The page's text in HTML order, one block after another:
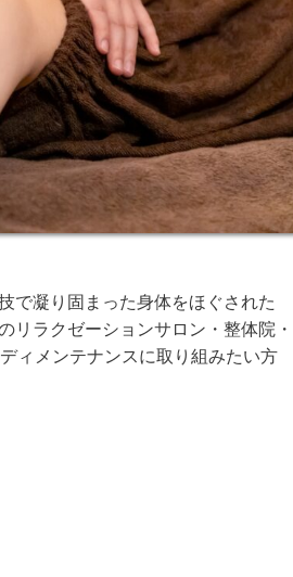
で凝り固まった身体をほぐされた
リラクゼーションサロン・整体院・
ィメンテナンスに取り組みたい方